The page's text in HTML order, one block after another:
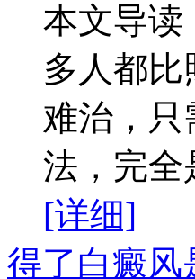
本文导读
多人都
难治，只
法，完全
[详细]
得了白癜风